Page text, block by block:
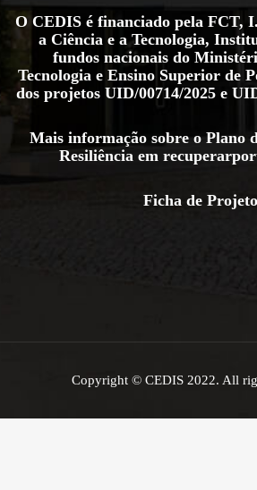
O CEDIS é financiado pela FCT,
a Ciência e a Tecnologia,
fundos nacionais do
Tecnologia e Ensino Superior de
dos projetos UID/00714/2025 e
Mais informação sobre o Plano
Resiliência em
Ficha de Projeto
Copyright © CEDIS 2022. All